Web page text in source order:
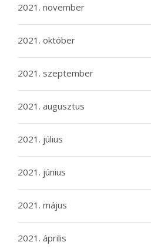
2021. november
2021. október
2021. szeptember
2021. augusztus
2021. július
2021. június
2021. május
2021. április